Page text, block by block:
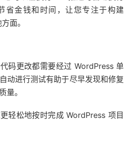
省金钱和时间，让您专注于构建
面。
码更改都需要经过 WordPress 单
动进行测试有助于尽早发现和修复
量。
轻松地按时完成 WordPress 项目